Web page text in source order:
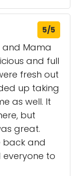
5/5
and Mama
and full
fresh out
up taking
as well. It
but
great.
back and
to